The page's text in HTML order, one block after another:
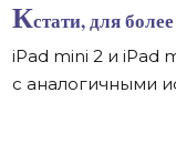
Кстати, для
iPad mini 2 и iPad
с аналогичными